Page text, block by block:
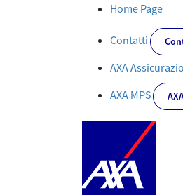
Dettaglio Evento - Corporate
Home Page
Contatti
AXA
AXA MPS